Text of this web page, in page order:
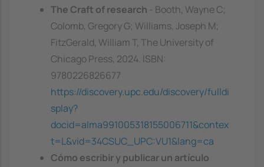
The Craft of research
- Booth, Wayne C;
Colomb, Gregory G; Williams, Joseph M;
FitzGerald, William T, The University of
Chicago Press, 2024. ISBN:
9780226826677
https://discovery.upc.edu/discovery/fulldi
splay?
docid=alma991005318155006711&contex
t=L&vid=34CSUC_UPC:VU1&lang=ca
Cómo escribir y publicar un artículo